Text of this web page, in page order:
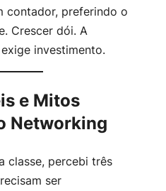
contador, preferindo o
Crescer dói. A
investimento.
e Mitos
Networking
classe, percebi três
ser